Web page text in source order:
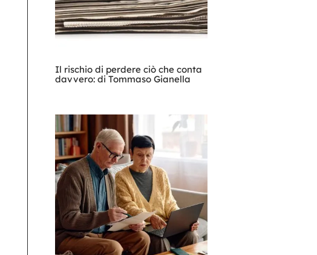
Il rischio di perdere ciò che conta
davvero: di Tommaso Gianella